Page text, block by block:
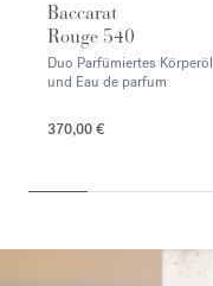
Baccarat
Rouge 540
Duo Parfümiertes Körperöl
und Eau de parfum
370,00 €